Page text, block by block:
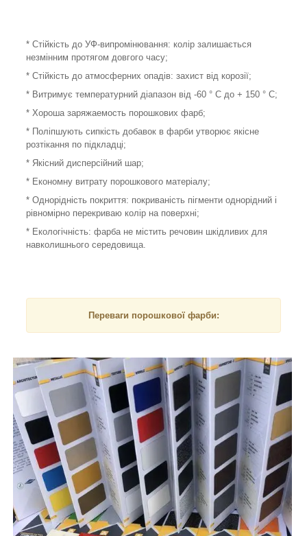
Переваги порошкової фарби:
* Стійкість до УФ-випромінювання: колір залишається
незмінним протягом довгого часу;
* Стійкість до атмосферних опадів: захист від корозії;
* Витримує температурний діапазон від -60 ° С до + 150 ° С;
* Хороша заряжаемость порошкових фарб;
* Поліпшують сипкість добавок в фарби утворює якісне
розтікання по підкладці;
* Якісний дисперсійний шар;
* Економну витрату порошкового матеріалу;
* Однорідність покриття: покриваність пігменти однорідний і
рівномірно перекриваю колір на поверхні;
* Екологічність: фарба не містить речовин шкідливих для
навколишнього середовища.